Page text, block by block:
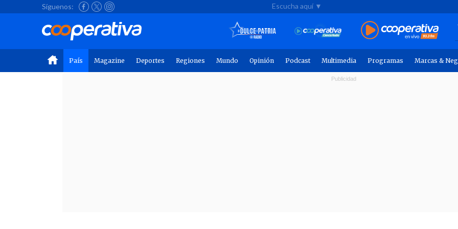
Síguenos: Escucha aquí ▼
País Magazine Deportes Regiones Mundo Opinión Podcast Multimedia Programas Marcas &